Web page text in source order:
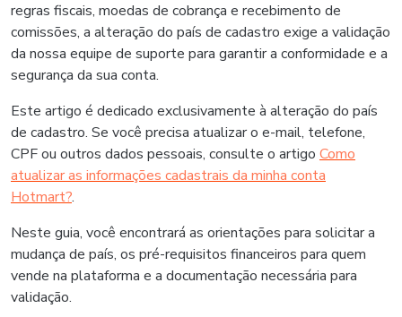
regras fiscais, moedas de cobrança e recebimento de
comissões, a alteração do país de cadastro exige a validação
da nossa equipe de suporte para garantir a conformidade e a
segurança da sua conta.
Este artigo é dedicado exclusivamente à alteração do país
de cadastro. Se você precisa atualizar o e-mail, telefone,
CPF ou outros dados pessoais, consulte o artigo Como
atualizar as informações cadastrais da minha conta
Hotmart?.
Neste guia, você encontrará as orientações para solicitar a
mudança de país, os pré-requisitos financeiros para quem
vende na plataforma e a documentação necessária para
validação.